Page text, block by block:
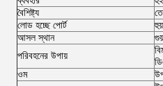
বৈশিষ্ট্য
লোড হচ্ছে পোর্ট
আসল স্থান
পরিবহনের উপায়
ওম